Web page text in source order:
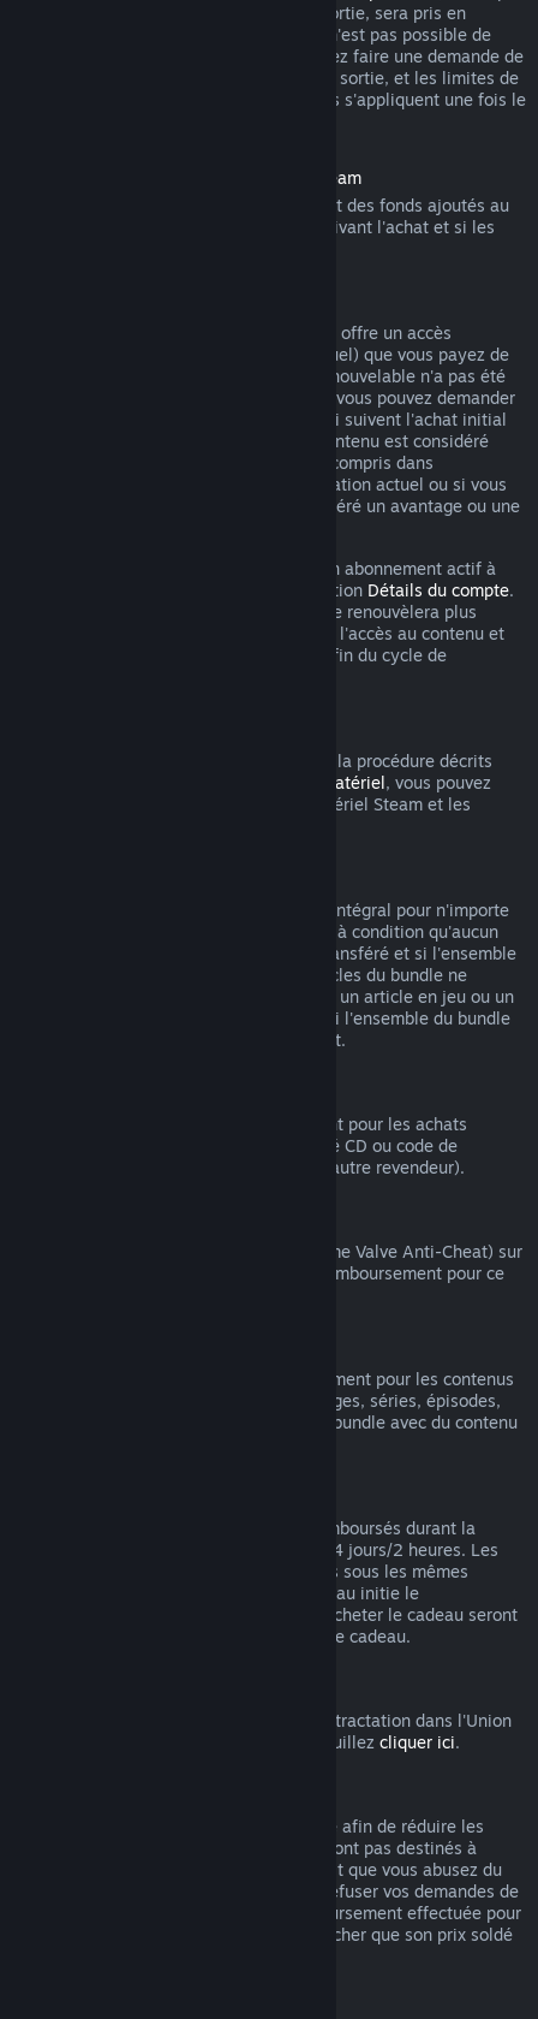
de jeu total, y compris avant la date de sortie, sera pris en
compte. Si vous préachetez un titre qu'il n'est pas possible de
lancer avant sa date de sortie, vous pouvez faire une demande de
remboursement n'importe quand avant sa sortie, et les limites de
14 jours ou de 2 heures de jeu habituelles s'appliquent une fois le
Remboursements sur le portemonnaie Steam
Vous pouvez demander un remboursement des fonds ajoutés au
portemonnaie Steam dans les 14 jours suivant l'achat et si les
Pour certains contenus et services, Steam offre un accès
périodique (par exemple mensuel ou annuel) que vous payez de
manière récurrente. Si un abonnement renouvelable n'a pas été
utilisé au cours d'un cycle de facturation, vous pouvez demander
un remboursement dans les 48 heures qui suivent l'achat initial
ou un renouvellement automatique. Le contenu est considéré
comme utilisé si vous avez joué à un jeu compris dans
l'abonnement au cours du cycle de facturation actuel ou si vous
avez utilisé, consommé, modifié ou transféré un avantage ou une
Veuillez noter que vous pouvez annuler un abonnement actif à
tout moment en vous rendant dans la section Détails du compte.
Après annulation, votre abonnement ne se renouvèlera plus
automatiquement, mais vous conserverez l'accès au contenu et
les bénéfices de l'abonnement jusqu'à la fin du cycle de
Dans les limites du délai applicable et de la procédure décrits
Politique de remboursement du matériel, vous pouvez
demander un remboursement pour le matériel Steam et les
Vous pouvez recevoir un remboursement intégral pour n'importe
quel bundle acheté sur le magasin Steam à condition qu'aucun
article compris dans le bundle n'ait été transféré et si l'ensemble
du temps de jeu comprenant tous les articles du bundle ne
dépasse pas 2 heures. Si un bundle inclut un article en jeu ou un
DLC non remboursable, Steam vous dira si l'ensemble du bundle
est remboursable au moment du paiement.
Valve ne peut pas offrir de remboursement pour les achats
effectués hors de Steam (par exemple, clé CD ou code de
portemonnaie Steam acheté auprès d'un autre revendeur).
Si vous avez été banni(e) par VAC (système Valve Anti-Cheat) sur
un jeu, vous perdez alors votre droit de remboursement pour ce
Nous ne pouvons pas offrir de remboursement pour les contenus
vidéo sur Steam (ex. : films, courts-métrages, séries, épisodes,
tutoriels), sauf si la vidéo fait partie d'un bundle avec du contenu
Les cadeaux non activés peuvent être remboursés durant la
période de remboursement standard de 14 jours/2 heures. Les
cadeaux activés pourront être remboursés sous les mêmes
conditions si le ou la destinataire du cadeau initie le
remboursement. Les fonds utilisés pour acheter le cadeau seront
remboursés à celui ou celle qui a acheté le cadeau.
Pour accéder aux modalités du droit de rétractation dans l'Union
Européenne pour les clients de Steam, veuillez cliquer ici.
Les remboursements ont été mis en place afin de réduire les
risques liés à un achat sur Steam. Ils ne sont pas destinés à
obtenir des jeux gratuitement. S'il apparait que vous abusez du
système, nous pourrions être amenés à refuser vos demandes de
remboursement. Une demande de remboursement effectuée pour
un jeu acheté juste avant les soldes plus cher que son prix soldé